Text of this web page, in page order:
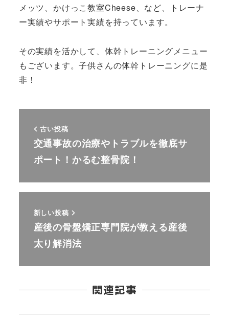
メッツ、かけっこ教室Cheese、など、トレーナ
ー実績やサポート実績を持っています。
その実績を活かして、体幹トレーニングメニュー
もございます。子供さんの体幹トレーニングに是
非！
古い投稿
交通事故の治療やトラブルを徹底サ
ポート！かるむ整骨院！
新しい投稿
産後の骨盤矯正専門院が教える産後
太り解消法
関連記事